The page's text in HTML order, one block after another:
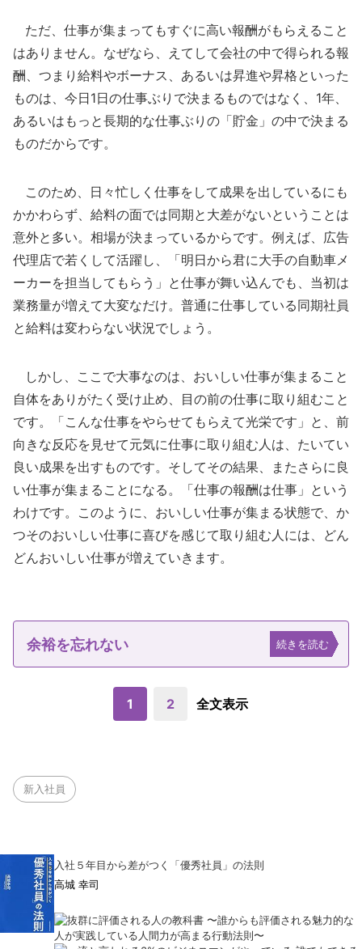
ただ、仕事が集まってもすぐに高い報酬がもらえること
はありません。なぜなら、えてして会社の中で得られる報
酬、つまり給料やボーナス、あるいは昇進や昇格といった
ものは、今日1日の仕事ぶりで決まるものではなく、1年、
あるいはもっと長期的な仕事ぶりの「貯金」の中で決まる
ものだからです。
このため、日々忙しく仕事をして成果を出しているにも
かかわらず、給料の面では同期と大差がないということは
意外と多い。相場が決まっているからです。例えば、広告
代理店で若くして活躍し、「明日から君に大手の自動車メ
ーカーを担当してもらう」と仕事が舞い込んでも、当初は
業務量が増えて大変なだけ。普通に仕事している同期社員
と給料は変わらない状況でしょう。
しかし、ここで大事なのは、おいしい仕事が集まること
自体をありがたく受け止め、目の前の仕事に取り組むこと
です。「こんな仕事をやらせてもらえて光栄です」と、前
向きな反応を見せて元気に仕事に取り組む人は、たいてい
良い成果を出すものです。そしてその結果、またさらに良
い仕事が集まることになる。「仕事の報酬は仕事」という
わけです。このように、おいしい仕事が集まる状態で、か
つそのおいしい仕事に喜びを感じて取り組む人には、どん
どんおいしい仕事が増えていきます。
余裕を忘れない 続きを読む
1 2 全文表示
新入社員
入社５年目から差がつく「優秀社員」の法則
高城 幸司